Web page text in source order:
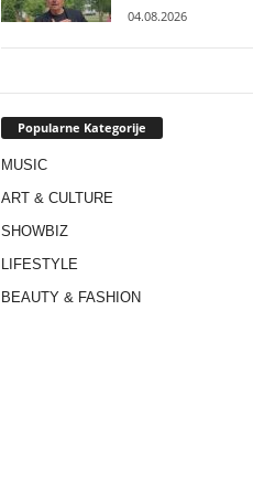
04.08.2026
Popularne Kategorije
MUSIC
ART & CULTURE
SHOWBIZ
LIFESTYLE
BEAUTY & FASHION